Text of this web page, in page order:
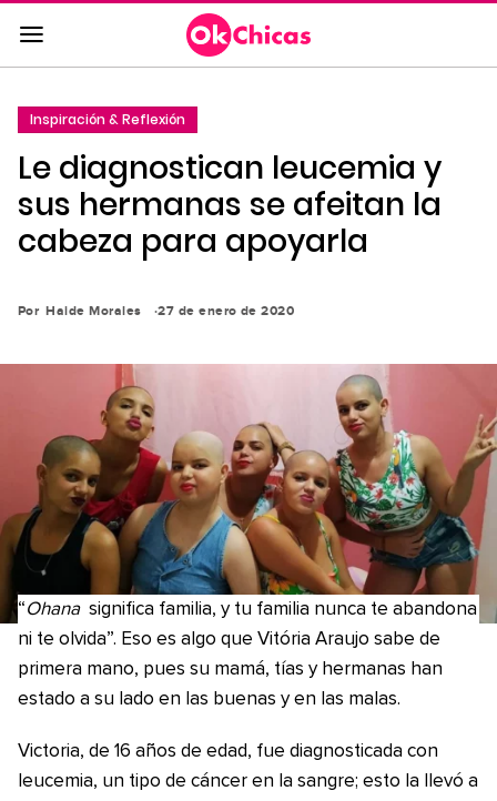
Saltar
al
contenido
la
navegación
principal
Inspiración & Reflexión
Le diagnostican leucemia y
sus hermanas se afeitan la
cabeza para apoyarla
Por Haide Morales 27 de enero de 2020
“Ohana significa familia, y tu familia nunca te abandona
ni te olvida”. Eso es algo que Vitória Araujo sabe de
primera mano, pues su mamá, tías y hermanas han
estado a su lado en las buenas y en las malas.
Victoria, de 16 años de edad, fue diagnosticada con
leucemia, un tipo de cáncer en la sangre; esto la llevó a